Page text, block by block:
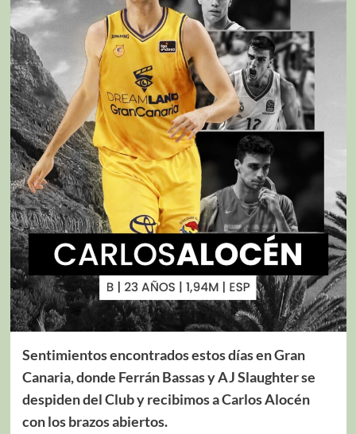
Sentimientos encontrados estos días en Gran
Canaria, donde Ferrán Bassas y AJ Slaughter se
despiden del Club y recibimos a Carlos Alocén
con los brazos abiertos.